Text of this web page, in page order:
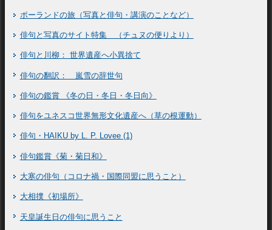
ポーランドの旅（写真と俳句・講演のことなど）
俳句と写真のサイト特集 （チュヌの便りより）
俳句と川柳： 世界遺産へ小異捨て
俳句の翻訳： 嵐雪の辞世句
俳句の鑑賞 《冬の日・冬日・冬日向》
俳句をユネスコ世界無形文化遺産へ（草の根運動）
俳句・HAIKU by L. P. Lovee (1)
俳句鑑賞《菊・菊日和》
大寒の俳句（コロナ禍・国際同盟に思うこと）
大相撲《初場所》
天皇誕生日の俳句に思うこと